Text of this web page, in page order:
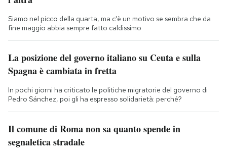
Siamo nel picco della quarta, ma c'è un motivo se sembra che da
fine maggio abbia sempre fatto caldissimo
La posizione del governo italiano su Ceuta e sulla
Spagna è cambiata in fretta
In pochi giorni ha criticato le politiche migratorie del governo di
Pedro Sánchez, poi gli ha espresso solidarietà: perché?
Il comune di Roma non sa quanto spende in
segnaletica stradale